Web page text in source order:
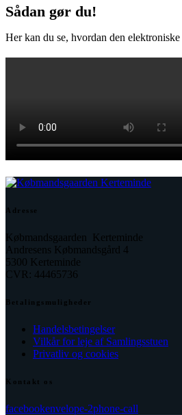
Sådan gør du!
Her kan du se, hvordan den
Adresse
Købmandsgaarden Kerteminde
Andresens Købmandsgård 4
5300 Kerteminde
CVR: 44465736
Betalingsmuligheder
Handelsbetingelser
Vilkår for leje af Samlingsstuen
Privatliv og cookies
Kontakt os
facebookenvelope-2phone-call